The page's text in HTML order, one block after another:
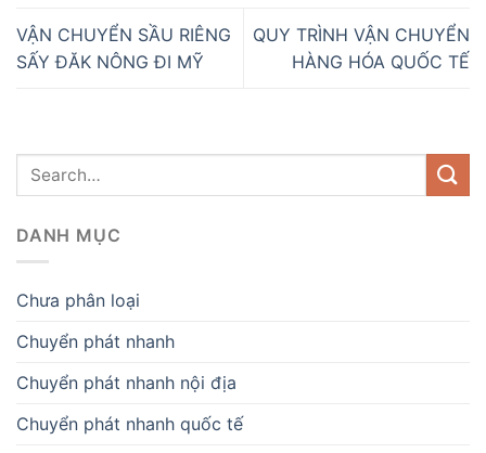
VẬN CHUYỂN SẦU RIÊNG
SẤY ĐĂK NÔNG ĐI MỸ
QUY TRÌNH VẬN CHUYỂN
HÀNG HÓA QUỐC TẾ
DANH MỤC
Chưa phân loại
Chuyển phát nhanh
Chuyển phát nhanh nội địa
Chuyển phát nhanh quốc tế